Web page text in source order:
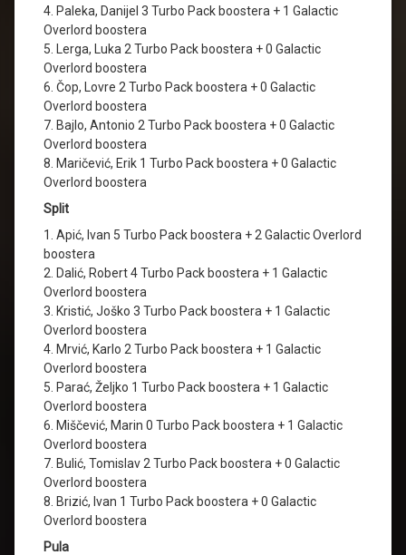
4. Paleka, Danijel 3 Turbo Pack boostera + 1 Galactic
Overlord boostera
5. Lerga, Luka 2 Turbo Pack boostera + 0 Galactic
Overlord boostera
6. Čop, Lovre 2 Turbo Pack boostera + 0 Galactic
Overlord boostera
7. Bajlo, Antonio 2 Turbo Pack boostera + 0 Galactic
Overlord boostera
8. Maričević, Erik 1 Turbo Pack boostera + 0 Galactic
Overlord boostera
Split
1. Apić, Ivan 5 Turbo Pack boostera + 2 Galactic Overlord
boostera
2. Dalić, Robert 4 Turbo Pack boostera + 1 Galactic
Overlord boostera
3. Kristić, Joško 3 Turbo Pack boostera + 1 Galactic
Overlord boostera
4. Mrvić, Karlo 2 Turbo Pack boostera + 1 Galactic
Overlord boostera
5. Parać, Željko 1 Turbo Pack boostera + 1 Galactic
Overlord boostera
6. Miščević, Marin 0 Turbo Pack boostera + 1 Galactic
Overlord boostera
7. Bulić, Tomislav 2 Turbo Pack boostera + 0 Galactic
Overlord boostera
8. Brizić, Ivan 1 Turbo Pack boostera + 0 Galactic
Overlord boostera
Pula